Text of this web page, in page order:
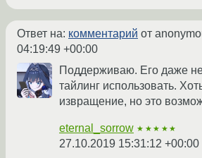
Ответ на: комментарий от
04:19:49 +00:00
Поддерживаю. Его даже не
тайлинг использовать.
извращение, но это
eternal_sorrow ★★★★★
27.10.2019 15:31:12 +00:00